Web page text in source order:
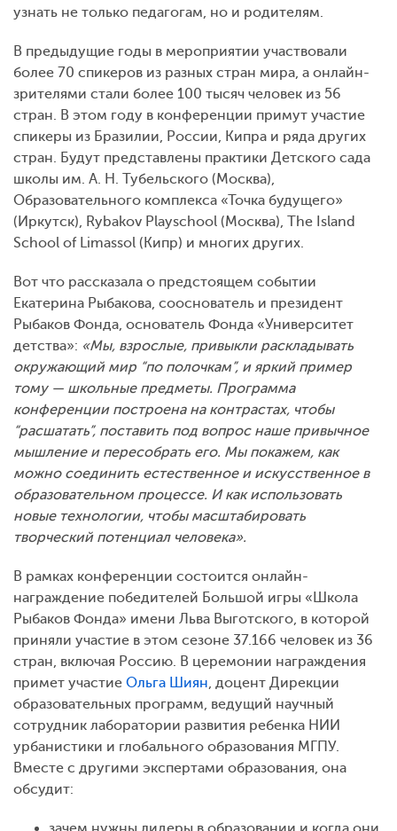
узнать не только педагогам, но и родителям.
В предыдущие годы в мероприятии участвовали
более 70 спикеров из разных стран мира, а онлайн-
зрителями стали более 100 тысяч человек из 56
стран. В этом году в конференции примут участие
спикеры из Бразилии, России, Кипра и ряда других
стран. Будут представлены практики Детского сада
школы им. А. Н. Тубельского (Москва),
Образовательного комплекса «Точка будущего»
(Иркутск), Rybakov Playschool (Москва), The Island
School of Limassol (Кипр) и многих других.
Вот что рассказала о предстоящем событии
Екатерина Рыбакова, сооснователь и президент
Рыбаков Фонда, основатель Фонда «Университет
детства»: «Мы, взрослые, привыкли раскладывать
окружающий мир “по полочкам”, и яркий пример
тому — школьные предметы. Программа
конференции построена на контрастах, чтобы
“расшатать”, поставить под вопрос наше привычное
мышление и пересобрать его. Мы покажем, как
можно соединить естественное и искусственное в
образовательном процессе. И как использовать
новые технологии, чтобы масштабировать
творческий потенциал человека».
В рамках конференции состоится онлайн-
награждение победителей Большой игры «Школа
Рыбаков Фонда» имени Льва Выготского, в которой
приняли участие в этом сезоне 37.166 человек из 36
стран, включая Россию. В церемонии награждения
примет участие Ольга Шиян, доцент Дирекции
образовательных программ, ведущий научный
сотрудник лаборатории развития ребенка НИИ
урбанистики и глобального образования МГПУ.
Вместе с другими экспертами образования, она
обсудит: